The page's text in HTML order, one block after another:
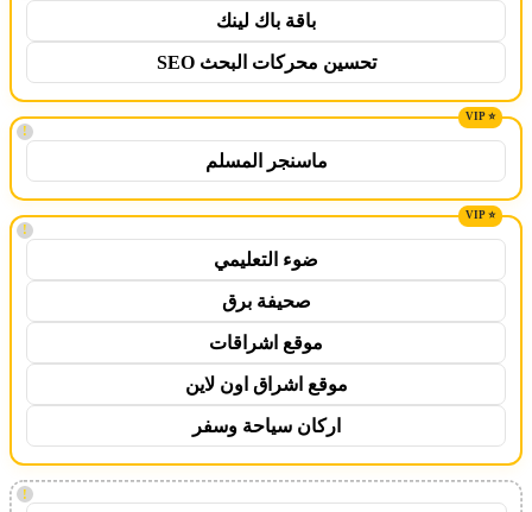
باقة باك لينك
تحسين محركات البحث SEO
!
ماسنجر المسلم
!
ضوء التعليمي
صحيفة برق
موقع اشراقات
موقع اشراق اون لاين
اركان سياحة وسفر
!